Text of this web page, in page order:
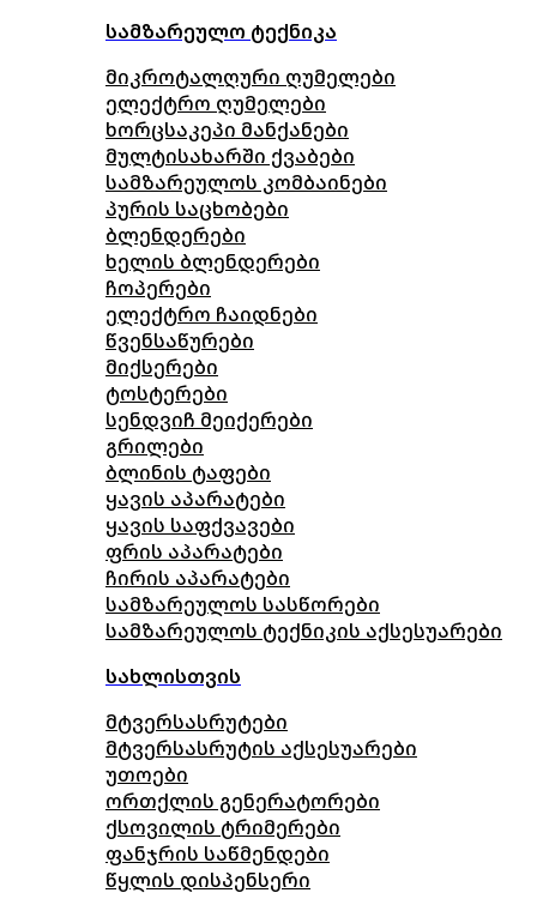
სამზარეულო ტექნიკა
მიკროტალღური ღუმელები
ელექტრო ღუმელები
ხორცსაკეპი მანქანები
მულტისახარში ქვაბები
სამზარეულოს კომბაინები
პურის საცხობები
ბლენდერები
ხელის ბლენდერები
ჩოპერები
ელექტრო ჩაიდნები
წვენსაწურები
მიქსერები
ტოსტერები
სენდვიჩ მეიქერები
გრილები
ბლინის ტაფები
ყავის აპარატები
ყავის საფქვავები
ფრის აპარატები
ჩირის აპარატები
სამზარეულოს სასწორები
სამზარეულოს ტექნიკის აქსესუარები
სახლისთვის
მტვერსასრუტები
მტვერსასრუტის აქსესუარები
უთოები
ორთქლის გენერატორები
ქსოვილის ტრიმერები
ფანჯრის საწმენდები
წყლის დისპენსერი